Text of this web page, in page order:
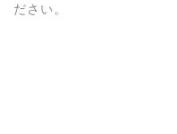
ださい。